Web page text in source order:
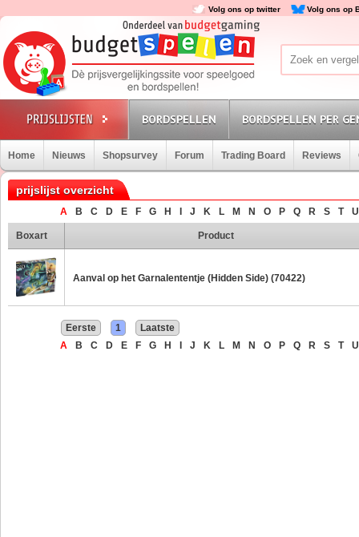
Volg ons op twitter Volg ons op
BORDSPELLEN BORDSPELLEN PER
Home Nieuws Shopsurvey Forum Trading Board Reviews
prijslijst overzicht
A B C D E F G H J K L M N O P Q R S T U
Boxart Product
Aanval op het Garnalententje (Hidden Side) (70422)
Eerste 1
Laatste
A
B C D E F G H J K L M N O P Q R S T U